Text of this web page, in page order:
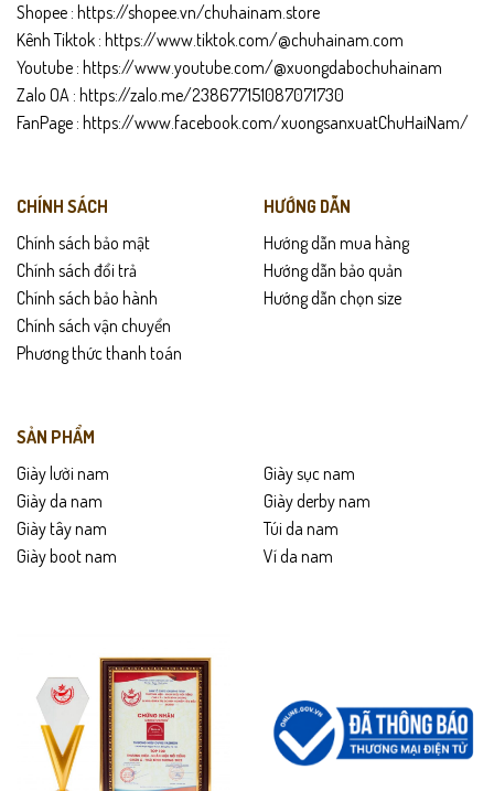
Shopee : https://shopee.vn/chuhainam.store
Kênh Tiktok : https://www.tiktok.com/@chuhainam.com
Youtube : https://www.youtube.com/@xuongdabochuhainam
Zalo OA : https://zalo.me/238677151087071730
FanPage : https://www.facebook.com/xuongsanxuatChuHaiNam/
CHÍNH SÁCH
Chính sách bảo mật
Chính sách đổi trả
Chính sách bảo hành
Chính sách vận chuyển
Phương thức thanh toán
HƯỚNG DẪN
Hướng dẫn mua hàng
Hướng dẫn bảo quản
Hướng dẫn chọn size
SẢN PHẨM
Giày lười nam
Giày da nam
Giày tây nam
Giày boot nam
Giày sục nam
Giày derby nam
Túi da nam
Ví da nam